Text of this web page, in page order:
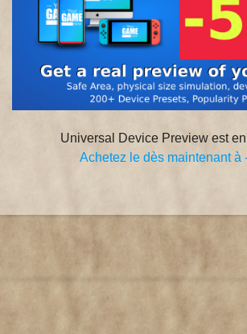
Universal Device Preview est
Achetez le dès maintenant à